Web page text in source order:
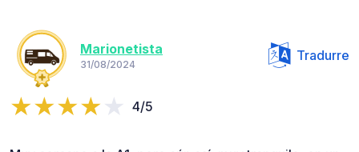
Marionetista
31/08/2024
Tradurre
4/5